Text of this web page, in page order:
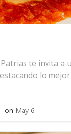
te invita a
lo
on May 6